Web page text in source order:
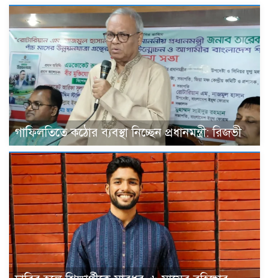
গাফিলতিতে কঠোর ব্যবস্থা নিচ্ছেন প্রধানমন্ত্রী: রিজভী